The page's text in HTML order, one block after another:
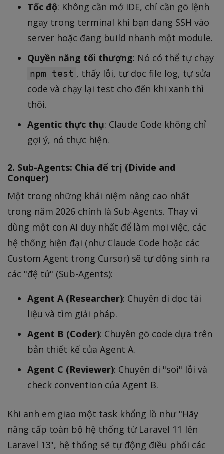
Tốc độ: Không cần mở IDE, chỉ cần gõ lệnh
ngay trong terminal khi bạn đang SSH vào
server hoặc đang build nhanh một module.
Quyền năng tối thượng: Nó có thể tự chạy
npm test , thấy lỗi, tự đọc file log, tự sửa
code và chạy lại test cho đến khi xanh thì
thôi.
Agentic thực thụ: Claude Code không chỉ
gợi ý, nó thực hiện.
2. Sub-Agents: Chia để trị (Divide and
Conquer)
Một trong những khái niệm nâng cao nhất
trong năm 2026 chính là Sub-Agents. Thay vì
dùng một con AI duy nhất để làm mọi việc, các
hệ thống hiện đại (như Claude Code hoặc các
Custom Agent trong Cursor) sẽ tự động sinh ra
các "đệ tử" (Sub-Agents):
Agent A (Researcher): Chuyên đi đọc tài
liệu và tìm giải pháp.
Agent B (Coder): Chuyên gõ code dựa trên
bản thiết kế của Agent A.
Agent C (Reviewer): Chuyên đi "soi" lỗi và
check convention của Agent B.
Khi anh em giao một task khổng lồ như "Hãy
nâng cấp toàn bộ hệ thống từ Laravel 11 lên
Laravel 13", hệ thống sẽ tự động điều phối các